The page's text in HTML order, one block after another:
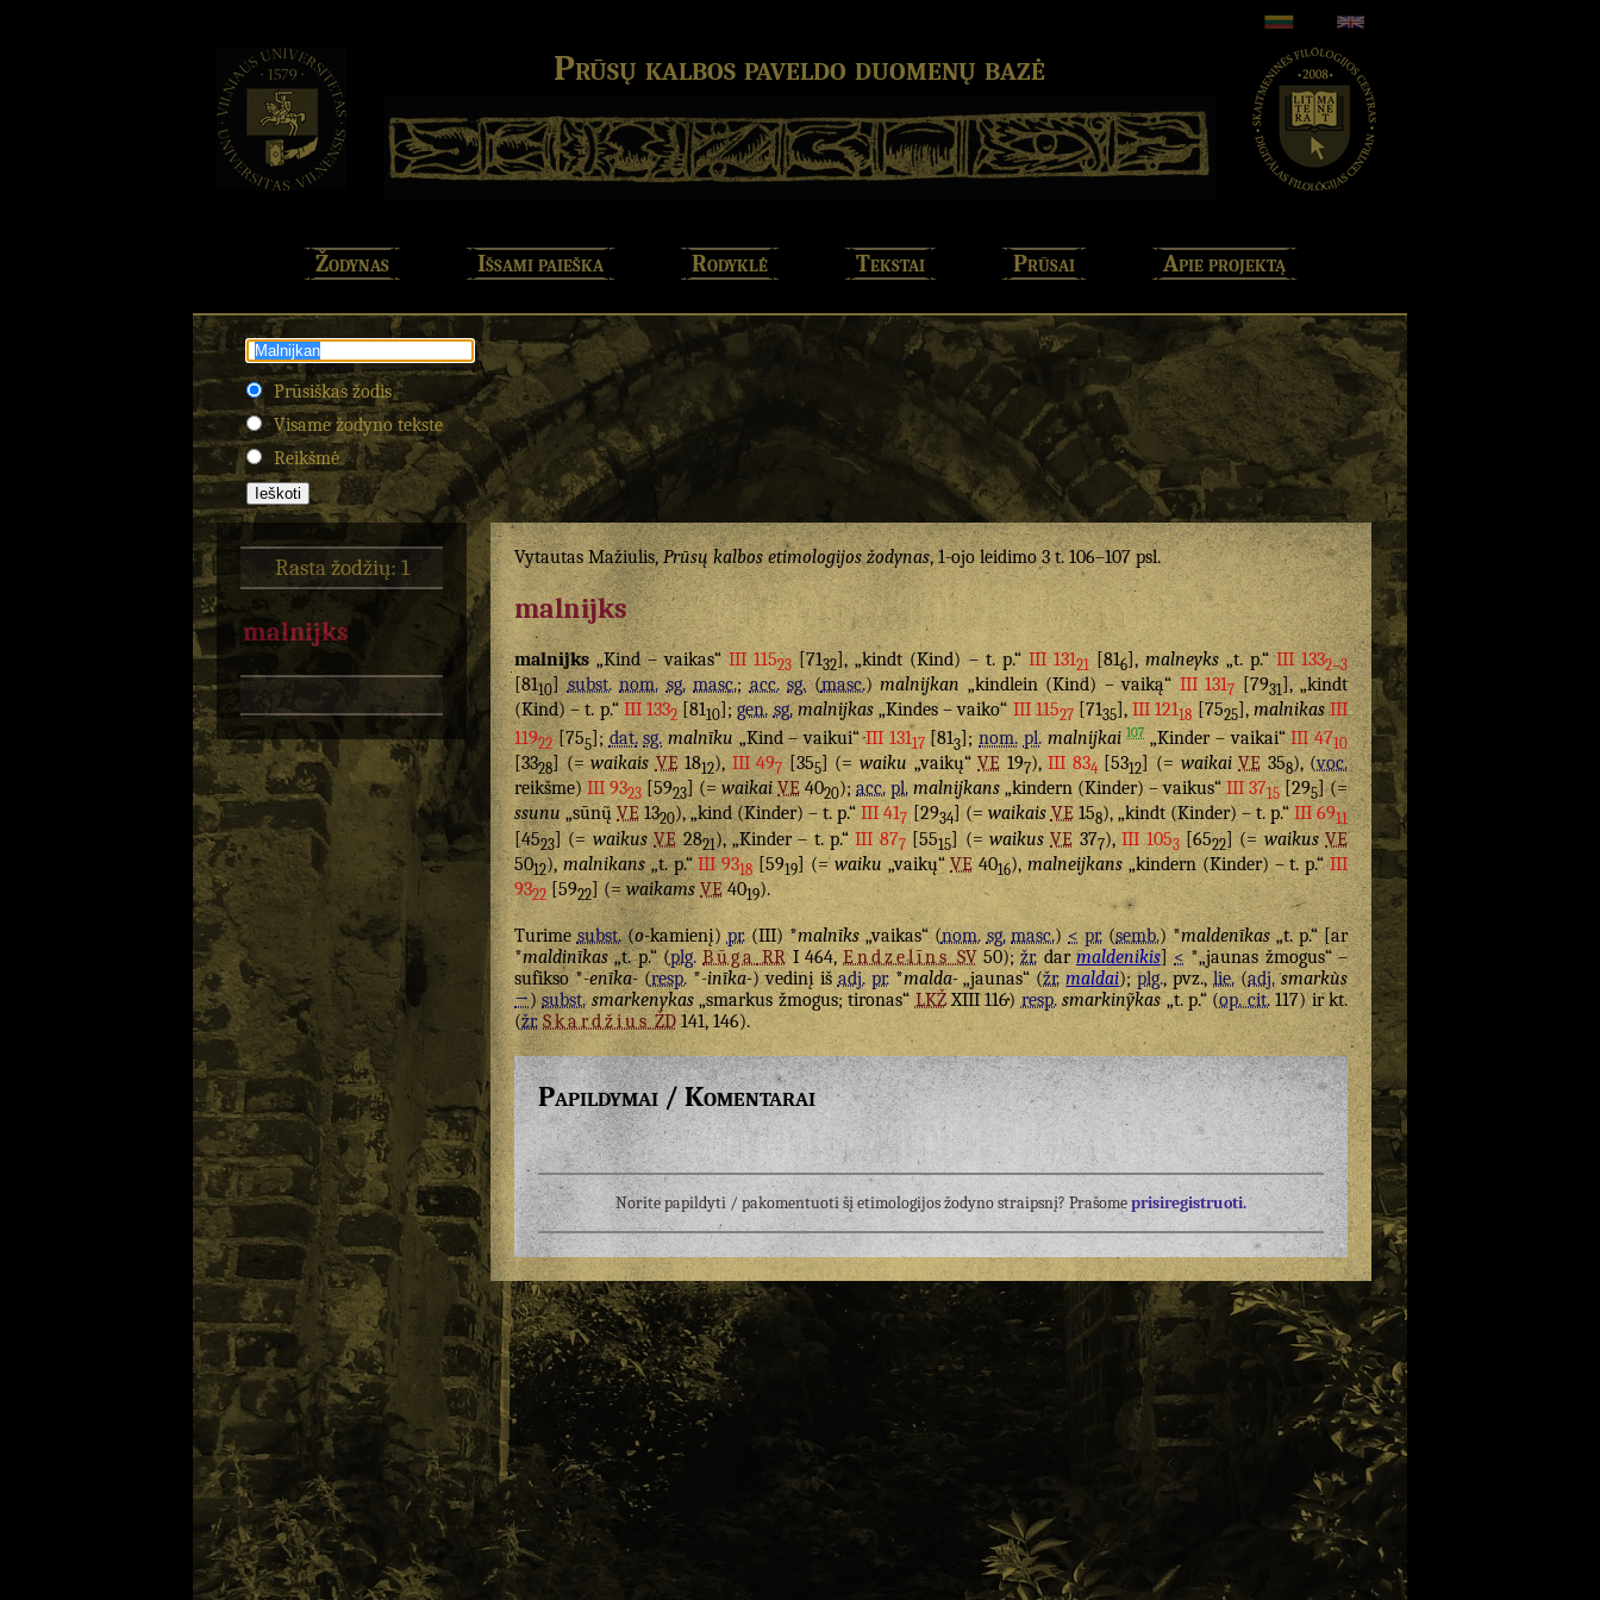
Prūsų kalbos paveldo duomenų bazė
Žodynas Išsami paieška Rodyklė Tekstai Prūsai Apie projektą
Prūsiškas žodis
Visame žodyno tekste
Reikšmė
Rasta žodžių: 1
malnijks
Vytautas Mažiulis,Prūsų kalbos etimologijos žodynas, 1-ojo leidimo 3 t. 106–107 psl.
malnijks
malnijks„Kind – vaikas“III 11523[7132], „kindt (Kind) – t. p.“III 13121[816],malneyks„t. p.“III 1332–3
[8110]subst. nom. sg. masc.;acc. sg.(masc.)malnijkan„kindlein (Kind) – vaiką“III 1317[7931], „kindt
(Kind) – t. p.“III 1332 [8110 ];gen. sg. malnijkas„Kindes – vaiko“III 11527[7135 ],III 12118 [7525],malnikas III
11922[755];dat. sg. malnīku„Kind – vaikui“III 13117[813];nom. pl. malnijkai 107„Kinder – vaikai“III 4710
[3328] (=waikais VE1812),III 497[355] (=waiku„vaikų“VE 197),III 834[5312] (=waikai VE358), (voc.
reikšme)III 9323[5923] (=waikai VE 4020);acc. pl. malnijkans„kindern (Kinder) – vaikus“III 3715[295] (=
ssunu„sūnų̃VE1320), „kind (Kinder) – t. p.“III 417 [2934] (=waikais VE158), „kindt (Kinder) – t. p.“ III 6911
[4523] (=waikus VE2821), „Kinder – t. p.“III 877[5515] (=waikus VE377),III 1053[6522] (=waikus VE
5012),malnikans„t. p.“III 9318[5919] (=waiku „vaikų“VE4016),malneijkans„kindern (Kinder) – t. p.“III
9322[5922] (=waikams VE4019).
Turimesubst.(o-kamienį)pr.(III) *malnīks„vaikas“ (nom. sg. masc.)< pr.(semb.) *maldenīkas„t. p.“ [ar
*maldinīkas„t. p.“ (plg. Būga RRI 464,EndzelīnsSV50);žr.darmaldenikis]<*„jaunas žmogus“ –
sufikso *-enīka-(resp.*-inīka-) vedinį išadj. pr.*malda-„jaunas“ (žr. maldai);plg., pvz.,lie.(adj. smarkùs
→)subst. smarkenykas„smarkus žmogus; tironas“LKŽXIII 116)resp. smarkinỹkas„t. p.“ (op. cit.117) ir kt.
(žr. SkardžiusŽD141, 146).
Papildymai / Komentarai
Norite papildyti / pakomentuoti šį etimologijos žodyno straipsnį? Prašomeprisiregistruoti.